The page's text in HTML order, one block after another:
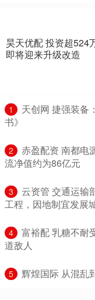
昊天优配 投资超524
即将迎来升级改造
1
天创网 捷强装备
书》
2
赤盈配资 南都电
流净值约为86亿元
3
云资管 交通运输
工程，因地制宜发展
4
富裕配 乳糖不耐
道敌人
5 辉煌国际 从混乱